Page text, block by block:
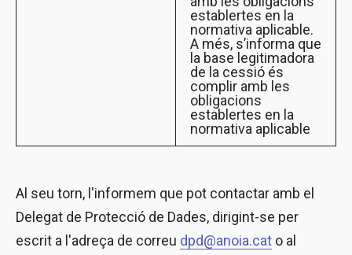
establertes en la
normativa aplicable.
A més, s’informa que
la base legitimadora
de la cessió és
complir amb les
obligacions
establertes en la
normativa aplicable
Al seu torn, l'informem que pot contactar amb el
Delegat de Protecció de Dades, dirigint-se per
escrit a l'adreça de correu dpd@anoia.cat o al